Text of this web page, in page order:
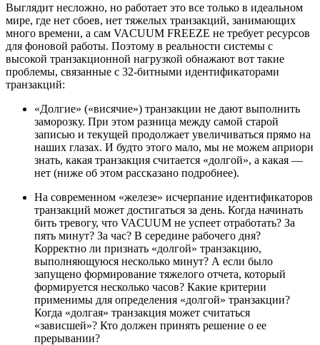
Выглядит несложно, но работает это все только в идеальном
мире, где нет сбоев, нет тяжелых транзакций, занимающих
много времени, а сам VACUUM FREEZE не требует ресурсов
для фоновой работы. Поэтому в реальности системы с
высокой транзакционной нагрузкой обнажают вот такие
проблемы, связанные с 32-битными идентификаторами
транзакций:
«Долгие» («висячие») транзакции не дают выполнить
заморозку. При этом разница между самой старой
записью и текущей продолжает увеличиваться прямо на
наших глазах. И будто этого мало, мы не можем априори
знать, какая транзакция считается «долгой», а какая —
нет (ниже об этом рассказано подробнее).
На современном «железе» исчерпание идентификаторов
транзакций может достигаться за день. Когда начинать
бить тревогу, что VACUUM не успеет отработать? За
пять минут? За час? В середине рабочего дня?
Корректно ли признать «долгой» транзакцию,
выполняющуюся несколько минут? А если было
запущено формирование тяжелого отчета, который
формируется несколько часов? Какие критерии
применимы для определения «долгой» транзакции?
Когда «долгая» транзакция может считаться
«зависшей»? Кто должен принять решение о ее
прерывании?